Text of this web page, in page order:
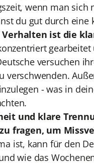
wenn man
du gut durch eine
Verhalten ist die
versuchen
verschwenden.
- was in
und klare
fragen, um
ist, kann für den
wie das